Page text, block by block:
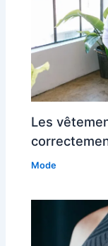
Les
Mode